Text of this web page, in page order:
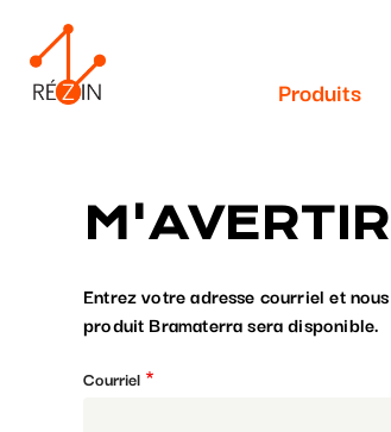
contenu
principal
Produits
Entrez votre adresse courriel et
produit Bramaterra sera disponible.
Courriel